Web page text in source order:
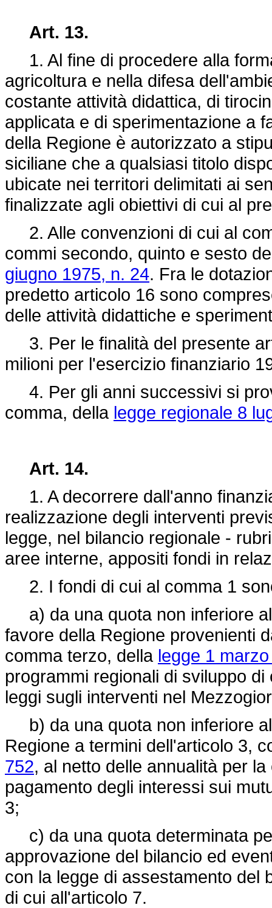
Art. 13.
1. Al fine di procedere alla
agricoltura e nella difesa
costante attività didattica, di
applicata e di sperimentazione a
della Regione è autorizzato a
siciliane che a qualsiasi titolo
ubicate nei territori delimitati ai
finalizzate agli obiettivi di cui al
2. Alle convenzioni di cui al
commi secondo, quinto e sesto
giugno 1975, n. 24. Fra le
predetto articolo 16 sono
delle attività didattiche e
3. Per le finalità del presente
milioni per l'esercizio finanziario
4. Per gli anni successivi si
comma, della legge regionale 8
Art. 14.
1. A decorrere dall'anno
realizzazione degli interventi
legge, nel bilancio regionale -
aree interne, appositi fondi in
2. I fondi di cui al comma 1
a) da una quota non inferiore
favore della Regione provenienti
comma terzo, della legge 1
programmi regionali di sviluppo
leggi sugli interventi nel
b) da una quota non inferiore
Regione a termini dell'articolo 3,
752, al netto delle annualità per
pagamento degli interessi sui
3;
c) da una quota determinata
approvazione del bilancio ed
con la legge di assestamento del
di cui all'articolo 7.